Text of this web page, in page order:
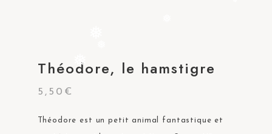
❅
Théodore, le hamstigre
5,50 €
Théodore est un petit animal fantastique et